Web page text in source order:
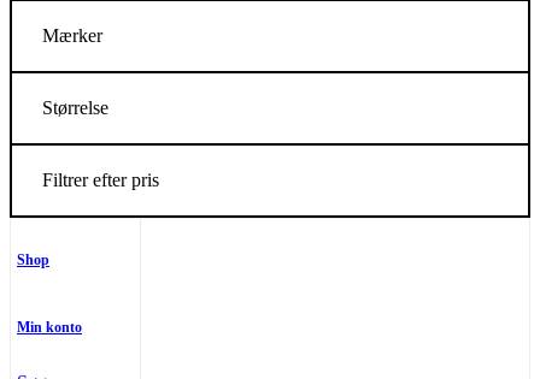
Mærker
Størrelse
Filtrer efter pris
Shop
Min konto